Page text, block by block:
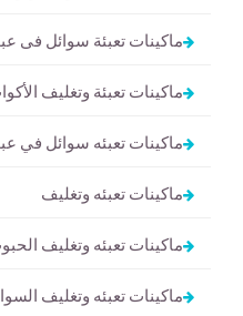
ماكينات تعبئة سوائل فى
ماكينات تعبئة وتغليف
ماكينات تعبئه سوائل في
ماكينات تعبئه وتغليف
ماكينات تعبئه وتغليف
ماكينات تعبئه وتغليف